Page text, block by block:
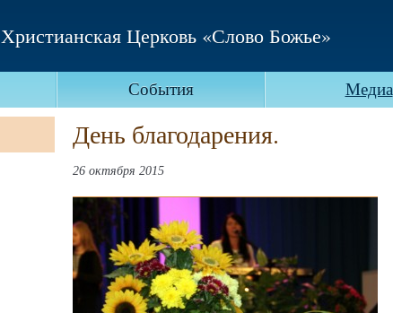
Христианская Церковь «Слово Божье»
События Медиа
День благодарения.
26 октября 2015